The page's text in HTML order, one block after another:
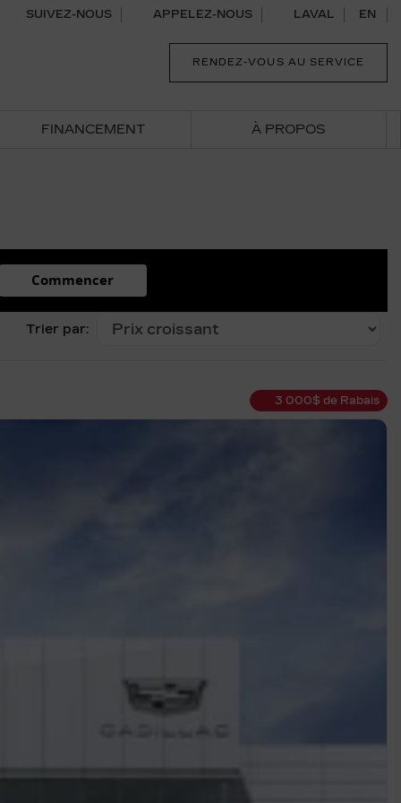
SUIVEZ-NOUS APPELEZ-NOUS LAVAL EN
RENDEZ-VOUS AU SERVICE
FINANCEMENT À PROPOS
Commencer
Trier par:
3 000$ de Rabais